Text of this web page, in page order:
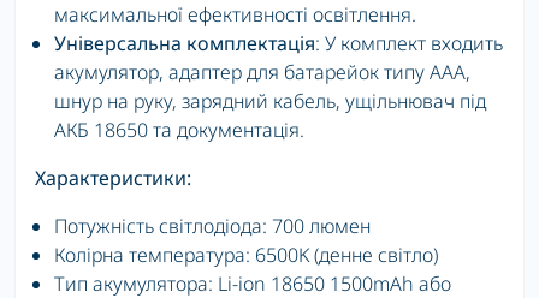
максимальної ефективності освітлення.
Універсальна комплектація: У комплект входить
акумулятор, адаптер для батарейок типу ААА,
шнур на руку, зарядний кабель, ущільнювач під
АКБ 18650 та документація.
Характеристики:
Потужність світлодіода: 700 люмен
Колірна температура: 6500K (денне світло)
Тип акумулятора: Li-ion 18650 1500mAh або